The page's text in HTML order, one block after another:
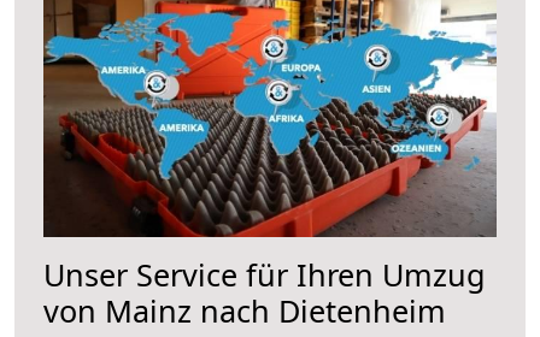
Unser Service für Ihren Umzug
von Mainz nach Dietenheim